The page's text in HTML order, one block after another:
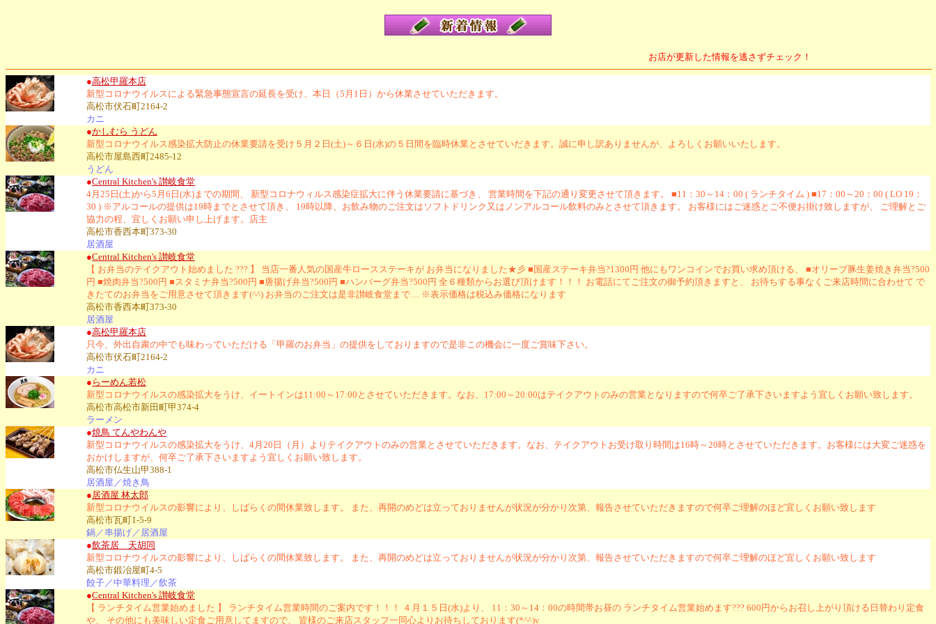
お店が更新した情報を逃さずチェック！
●高松甲羅本店
新型コロナウイルスによる緊急事態宣言の延長を受け、本日（5月1日）から休業させていただきます。
高松市伏石町2164-2
カニ
●かしむら うどん
新型コロナウイルス感染拡大防止の休業要請を受け５月２日(土)～６日(水)の５日間を臨時休業とさせていだきます。誠に申し訳ありませんが、よろしくお願いいたします。
高松市屋島西町2485-12
うどん
●Central Kitchen's 讃岐食堂
4月25日(土)から5月6日(水)までの期間、 新型コロナウィルス感染症拡大に伴う休業要請に基づき、 営業時間を下記の通り変更させて頂きます。 ■11：30～14：00 ( ランチタイム ) ■17：00～20：00 ( LO 19：
30 ) ※アルコールの提供は19時までとさせて頂き、 19時以降、お飲み物のご注文はソフトドリンク又はノンアルコール飲料のみとさせて頂きます。 お客様にはご迷惑とご不便お掛け致しますが、 ご理解とご
協力の程、宜しくお願い申し上げます。店主
高松市香西本町373-30
居酒屋
●Central Kitchen's 讃岐食堂
【 お弁当のテイクアウト始めました ??? 】 当店一番人気の国産牛ロースステーキが お弁当になりました★彡 ■国産ステーキ弁当?1300円 他にもワンコインでお買い求め頂ける、 ■オリーブ豚生姜焼き弁当?500
円 ■焼肉弁当?500円 ■スタミナ弁当?500円 ■唐揚げ弁当?500円 ■ハンバーグ弁当?500円 全６種類からお選び頂けます！！！ お電話にてご注文の御予約頂きますと、 お待ちする事なくご来店時間に合わせて で
きたてのお弁当をご用意させて頂きます(^^) お弁当のご注文は是非讃岐食堂まで… ※表示価格は税込み価格になります
高松市香西本町373-30
居酒屋
●高松甲羅本店
只今、外出自粛の中でも味わっていただける「甲羅のお弁当」の提供をしておりますので是非この機会に一度ご賞味下さい。
高松市伏石町2164-2
カニ
● らーめん若松
新型コロナウイルスの感染拡大をうけ、イートインは11:00～17:00とさせていただきます。なお、17:00～20:00はテイクアウトのみの営業となりますので何卒ご了承下さいますよう宜しくお願い致します。
高松市高松市新田町甲374-4
ラーメン
●焼鳥 てんやわんや
新型コロナウイルスの感染拡大をうけ、4月20日（月）よりテイクアウトのみの営業とさせていただきます。なお、テイクアウトお受け取り時間は16時～20時とさせていただきます。お客様には大変ご迷惑を
おかけしますが、何卒ご了承下さいますよう宜しくお願い致します。
高松市仏生山甲388-1
居酒屋／焼き鳥
● 居酒屋 林太郎
新型コロナウイルスの影響により、しばらくの間休業致します。 また、再開のめどは立っておりませんが状況が分かり次第、報告させていただきますので何卒ご理解のほど宜しくお願い致します
高松市瓦町1-5-9
鍋／串揚げ／居酒屋
●飲茶居 天胡同
新型コロナウイルスの影響により、しばらくの間休業致します。 また、再開のめどは立っておりませんが状況が分かり次第、報告させていただきますので何卒ご理解のほど宜しくお願い致します
高松市鍛冶屋町4-5
餃子／中華料理／飲茶
●Central Kitchen's 讃岐食堂
【 ランチタイム営業始めました 】 ランチタイム営業時間のご案内です！！！ ４月１５日(水)より、 11：30～14：00の時間帯お昼の ランチタイム営業始めます??? 600円からお召し上がり頂ける日替わり定食
や、 その他にも美味しい定食ご用意してますので、 皆様のご来店スタッフ一同心よりお待ちしております(*^^)v